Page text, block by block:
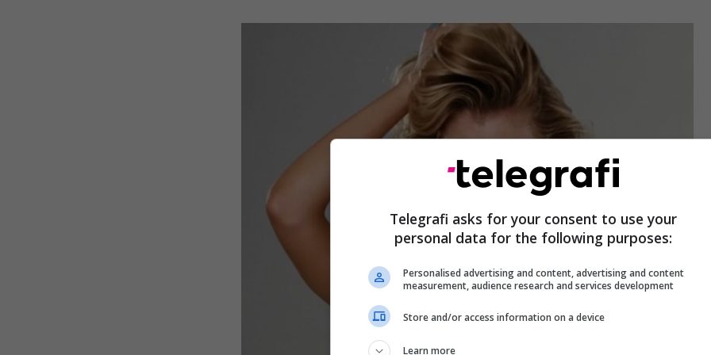
Telegrafi asks for your consent to use your
personal data for the following purposes:
Personalised advertising and content, advertising and content
measurement, audience research and services development
Store and/or access information on a device
Learn more